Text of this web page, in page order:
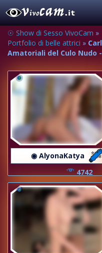
☉ Show di Sesso VivoCam »
Portfolio di belle attrici »
Amatoriali del Culo Nudo
◉ AlyonaKatya
4742